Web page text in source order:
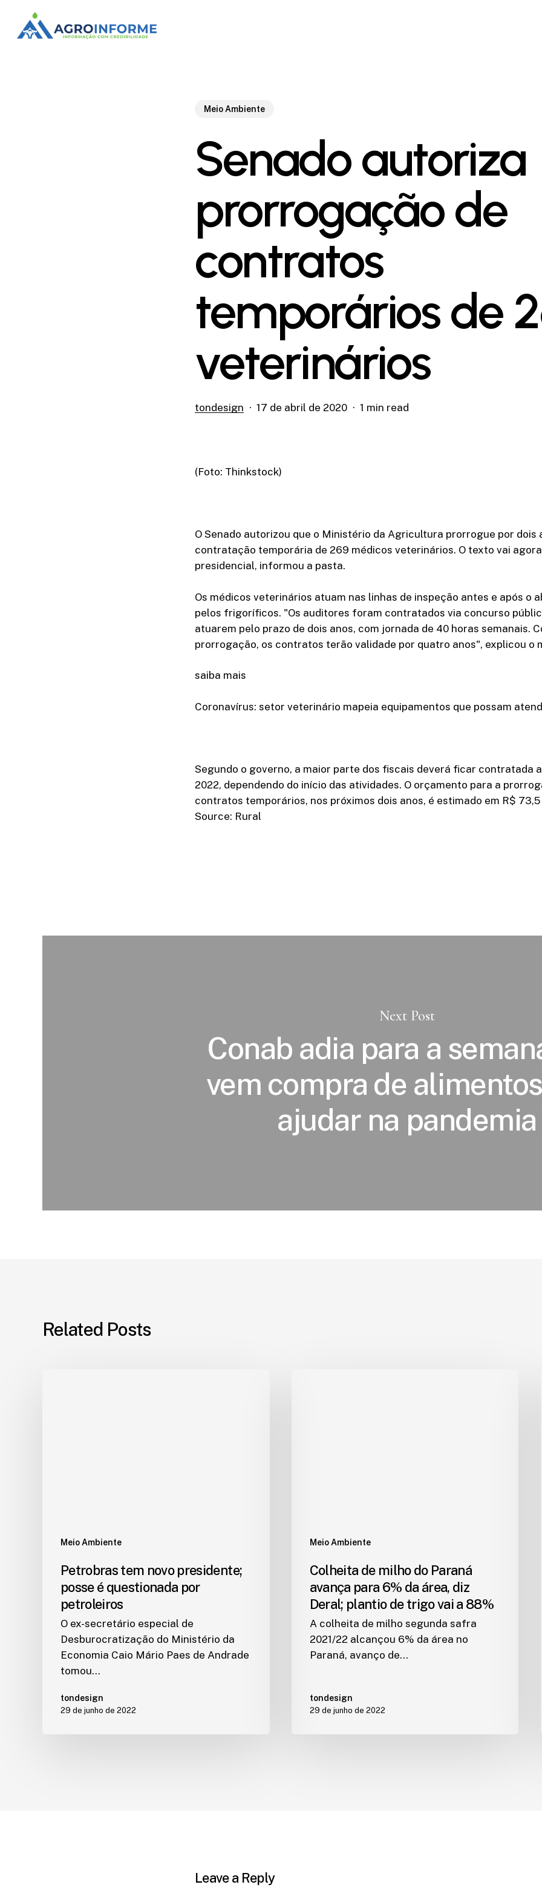
main
Meio Ambiente
Senado autoriza
prorrogação de
contratos
temporários de
veterinários
tondesign 17 de abril de 2020 1 min read
(Foto: Thinkstock)
O Senado autorizou que o Ministério da Agricultura prorrogue por dois
contratação temporária de 269 médicos veterinários. O texto vai
presidencial, informou a pasta.
Os médicos veterinários atuam nas linhas de inspeção antes e após o
pelos frigoríficos. "Os auditores foram contratados via concurso
atuarem pelo prazo de dois anos, com jornada de 40 horas semanais.
prorrogação, os contratos terão validade por quatro anos", explicou o
saiba mais
Coronavírus: setor veterinário mapeia equipamentos que possam
Segundo o governo, a maior parte dos fiscais deverá ficar contratada
2022, dependendo do início das atividades. O orçamento para a
contratos temporários, nos próximos dois anos, é estimado em R$ 73,5
Source: Rural
Next Post
Conab adia para a
vem compra de
ajudar na pandemia
Related Posts
Meio Ambiente
Petrobras tem novo presidente;
posse é questionada por
petroleiros
O ex-secretário especial de
Desburocratização do Ministério da
Economia Caio Mário Paes de Andrade
tomou…
tondesign
29 de junho de 2022
Meio Ambiente
Colheita de milho do Paraná
avança para 6% da área, diz
Deral; plantio de trigo vai a 88%
A colheita de milho segunda safra
2021/22 alcançou 6% da área no
Paraná, avanço de…
tondesign
29 de junho de 2022
Leave a Reply